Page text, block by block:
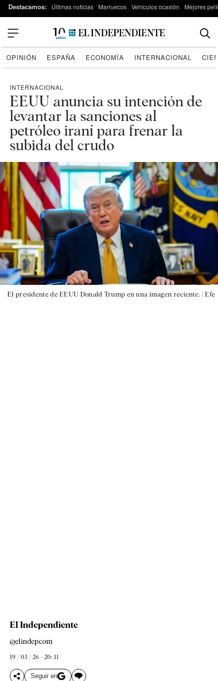
Destacamos: Últimas noticias Marruecos Vehículos ocasión Mejores
OPINIÓN ESPAÑA ECONOMÍA INTERNACIONAL
INTERNACIONAL
EEUU anuncia su intención de
levantar la sanciones al
petróleo iraní para frenar la
subida del crudo
El presidente de EEUU Donald Trump en una imagen reciente. |Efe
El Independiente
@elindepcom
19 / 03 / 26 - 20: 11
Seguir en